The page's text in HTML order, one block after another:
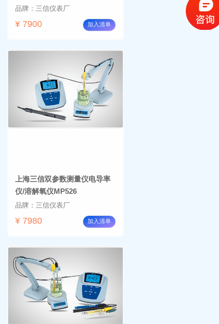
品牌：三信仪表厂
¥ 7900 加入清单
上海三信双参数测量仪电导率
仪/溶解氧仪MP526
品牌：三信仪表厂
¥ 7980 加入清单